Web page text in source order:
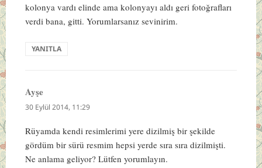
kolonya vardı elinde ama kolonyayı aldı geri fotoğrafları
verdi bana, gitti. Yorumlarsanız sevinirim.
YANITLA
Ayşe
ki:
30 Eylül 2014, 11:29
Rüyamda kendi resimlerimi yere dizilmiş bir şekilde
gördüm bir sürü resmim hepsi yerde sıra sıra dizilmişti.
Ne anlama geliyor? Lütfen yorumlayın.